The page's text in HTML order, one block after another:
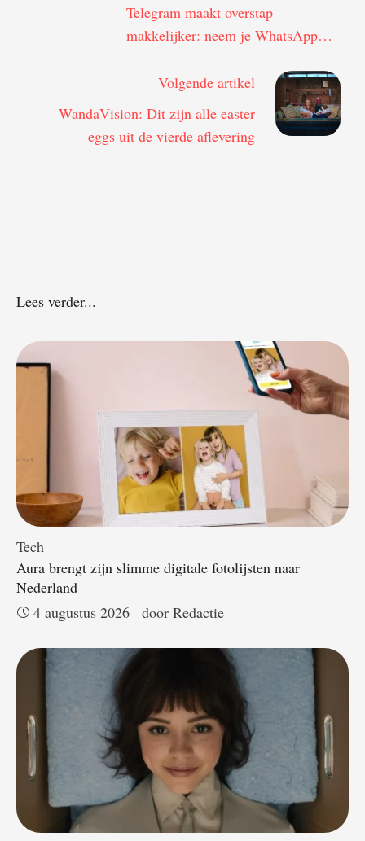
Telegram maakt overstap
makkelijker: neem je WhatsApp
Volgende artikel
WandaVision: Dit zijn alle easter
eggs uit de vierde aflevering
Lees verder...
Tech
Aura brengt zijn slimme digitale fotolijsten naar
Nederland
4 augustus 2026
door Redactie